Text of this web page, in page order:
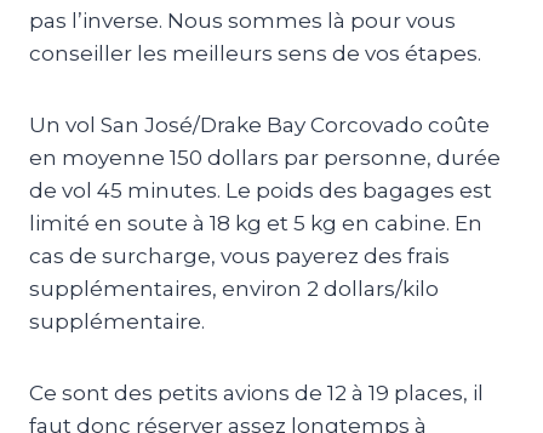
pas l’inverse. Nous sommes là pour vous
conseiller les meilleurs sens de vos étapes.
Un vol San José/Drake Bay Corcovado coûte
en moyenne 150 dollars par personne, durée
de vol 45 minutes. Le poids des bagages est
limité en soute à 18 kg et 5 kg en cabine. En
cas de surcharge, vous payerez des frais
supplémentaires, environ 2 dollars/kilo
supplémentaire.
Ce sont des petits avions de 12 à 19 places, il
faut donc réserver assez longtemps à